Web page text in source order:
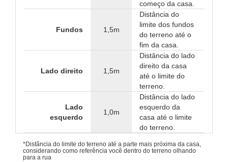
começo da casa.
Fundos 1,5m
Distância do
limite dos fundos
do terreno até o
fim da casa.
Lado direito 1,5m
Distância do lado
direito da casa
até o limite do
terreno.
Lado
esquerdo
1,0m
Distância do lado
esquerdo da
casa até o limite
do terreno.
*Distância do limite do terreno até a parte mais próxima da casa,
considerando como referência você dentro do terreno olhando
para a rua